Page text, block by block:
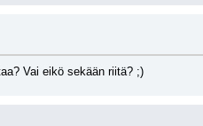
Vai eikö sekään riitä? ;)